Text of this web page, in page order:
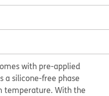
with pre-applied
a silicone-free phase
temperature. With the